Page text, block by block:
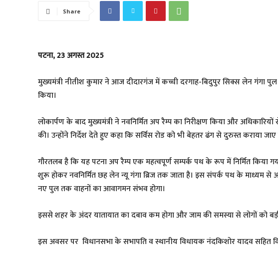
Share
पटना, 23 अगस्त 2025
मुख्यमंत्री नीतीश कुमार ने आज दीदारगंज में कच्ची दरगाह-बिदुपुर सिक्स लेन गंगा
किया।
लोकार्पण के बाद मुख्यमंत्री ने नवनिर्मित अप रैम्प का निरीक्षण किया और
की। उन्होंने निर्देश देते हुए कहा कि सर्विस रोड को भी बेहतर ढंग से दुरुस्त कराया
गौरतलब है कि यह पटना अप रैम्प एक महत्वपूर्ण सम्पर्क पथ के रूप में निर्मित किया
शुरू होकर नवनिर्मित छह लेन न्यू गंगा ब्रिज तक जाता है। इस संपर्क पथ के माध्यम
नए पुल तक वाहनों का आवागमन संभव होगा।
इससे शहर के अंदर यातायात का दबाव कम होगा और जाम की समस्या से लोगों को
इस अवसर पर विधानसभा के सभापति व स्थानीय विधायक नंदकिशोर यादव सहित